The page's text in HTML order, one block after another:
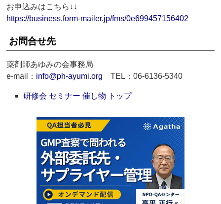
お申込みはこちら↓↓
https://business.form-mailer.jp/fms/0e699457156402
お問合せ先
薬剤師あゆみの会事務局
e-mail： info@ph-ayumi.org TEL：06-6136-5340
研修会 セミナー 催し物 トップ